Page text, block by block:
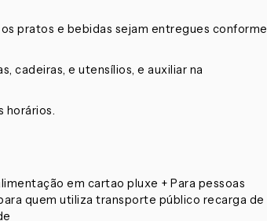
pratos e bebidas sejam entregues conforme
cadeiras, e utensílios, e auxiliar na
horários.
em cartao pluxe + Para pessoas
quem utiliza transporte público recarga de